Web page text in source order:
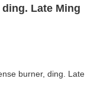
Late Ming